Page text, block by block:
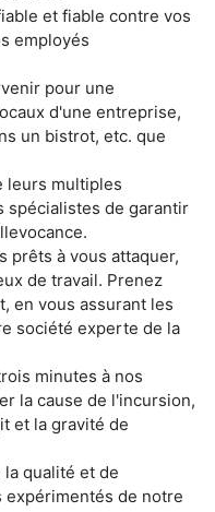
et fiable contre vos
employés
pour une
d'une entreprise,
un bistrot, etc. que
leurs multiples
spécialistes de garantir
prêts à vous attaquer,
de travail. Prenez
en vous assurant les
société experte de la
minutes à nos
la cause de l'incursion,
et la gravité de
qualité et de
de notre